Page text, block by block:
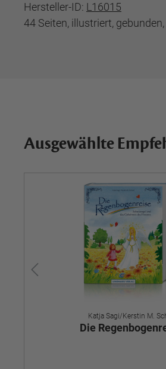
Hersteller-ID: L16015
44 Seiten, illustriert,
Ausgewählte
Katja Sagi/Kerstin M.
Die